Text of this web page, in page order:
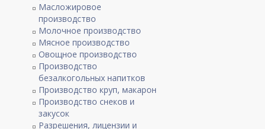
Масложировое
производство
Молочное производство
Мясное производство
Овощное производство
Производство
безалкогольных напитков
Производство круп, макарон
Производство снеков и
закусок
Разрешения, лицензии и